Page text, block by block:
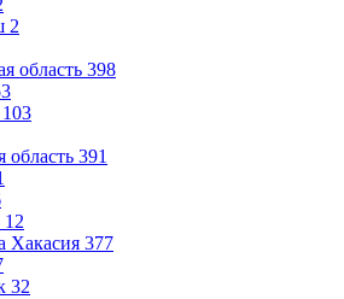
2
область 398
103
область 391
12
Хакасия 377
32